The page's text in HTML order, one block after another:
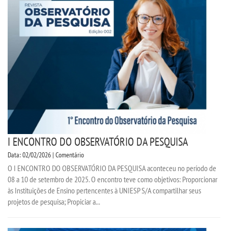
I ENCONTRO DO OBSERVATÓRIO DA PESQUISA
Data: 02/02/2026 | Comentário
O I ENCONTRO DO OBSERVATÓRIO DA PESQUISA aconteceu no período de
08 a 10 de setembro de 2025. O encontro teve como objetivos: Proporcionar
às Instituições de Ensino pertencentes à UNIESP S/A compartilhar seus
projetos de pesquisa; Propiciar a...